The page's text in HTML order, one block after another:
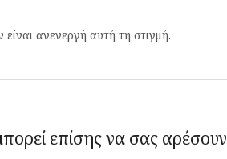
ανενεργή αυτή τη στιγμή.
επίσης να σας αρέσουν